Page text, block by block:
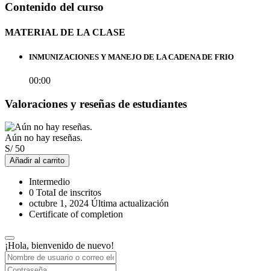
Contenido del curso
MATERIAL DE LA CLASE
INMUNIZACIONES Y MANEJO DE LA CADENA DE FRIO
00:00
Valoraciones y reseñas de estudiantes
Aún no hay reseñas.
S/50
Añadir al carrito
Intermedio
0 TotaI de inscritos
octubre 1, 2024 Última actualización
Certificate of completion
¡Hola, bienvenido de nuevo!